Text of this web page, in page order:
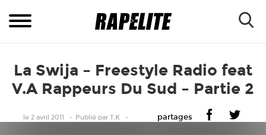
La Swija – Freestyle Radio feat
V.A Rappeurs Du Sud – Partie 2
le 2 avril 2011 Publiépar T.K partages